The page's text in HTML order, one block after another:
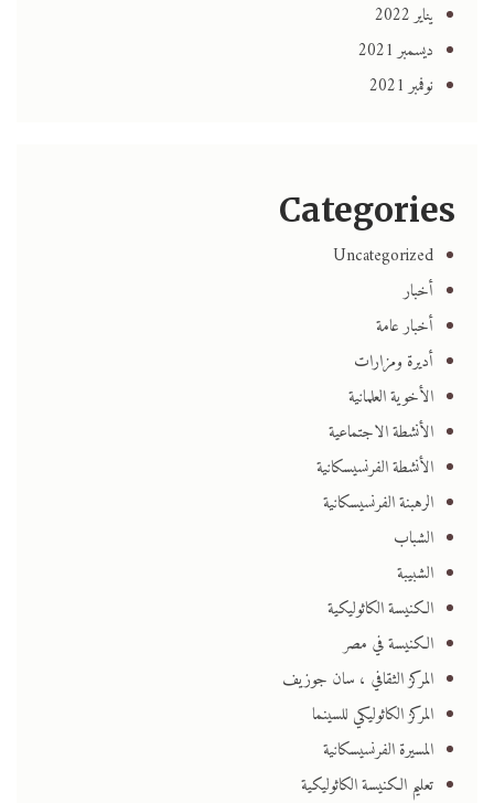
يناير 2022
ديسمبر 2021
نوفمبر 2021
Categories
Uncategorized
أخبار
أخبار عامة
أديرة ومزارات
الأخوية العلمانية
الأنشطة الاجتماعية
الأنشطة الفرنسيسكانية
الرهبنة الفرنسيسكانية
الشباب
الشبيبة
الكنيسة الكاثوليكية
الكنيسة في مصر
المركز الثقافي ، سان جوزيف
المركز الكاثوليكي للسينما
المسيرة الفرنسيسكانية
تعليم الكنيسة الكاثوليكية